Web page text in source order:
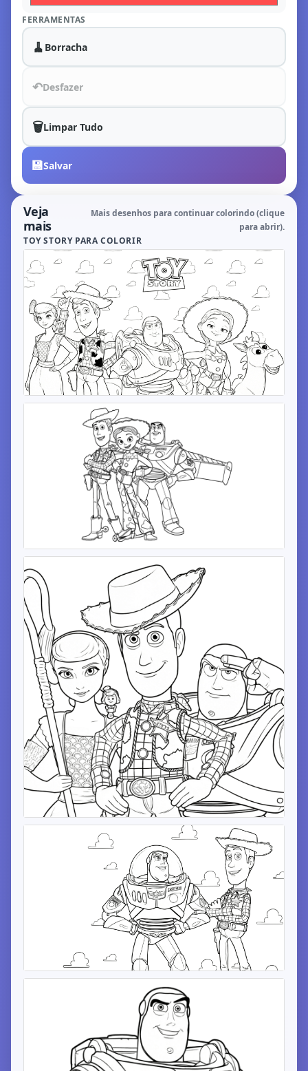
FERRAMENTAS
🧹 Borracha
↶Desfazer
🗑️Limpar Tudo
💾Salvar
Veja
mais
Mais desenhos para continuar colorindo (clique
para abrir).
TOY STORY PARA COLORIR